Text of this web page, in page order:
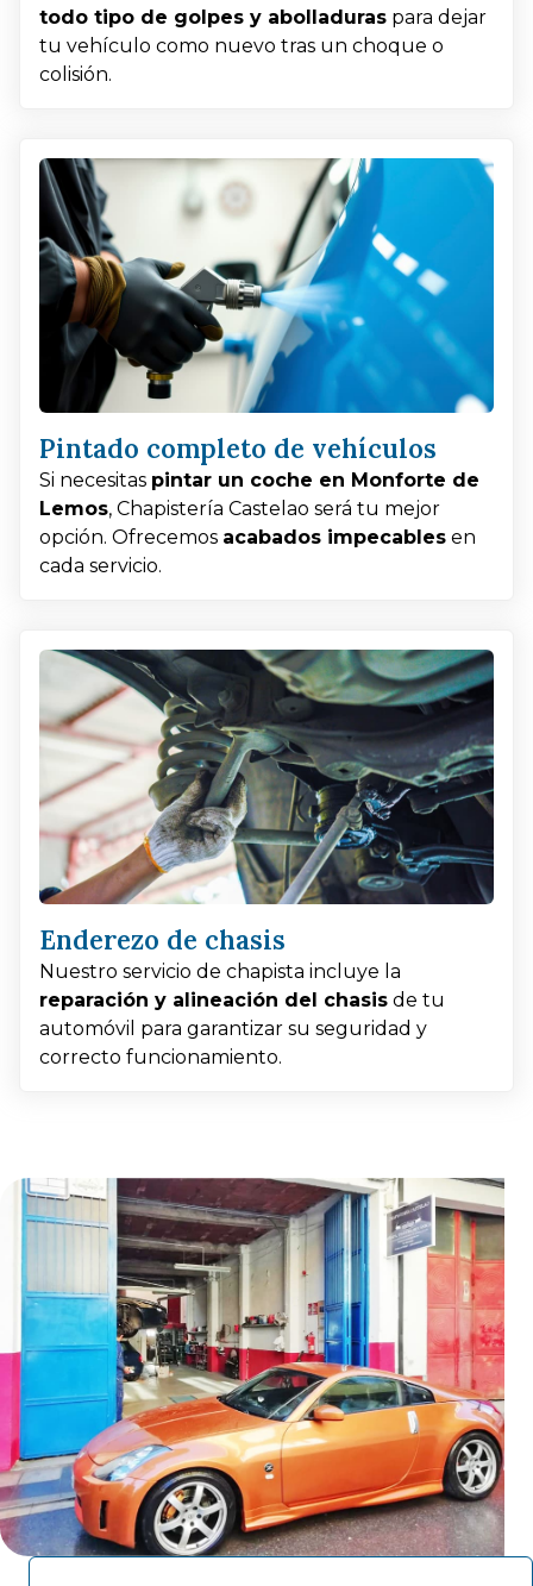
todo tipo de golpes y abolladuras para dejar
tu vehículo como nuevo tras un choque o
colisión.
Pintado completo de vehículos
Si necesitas pintar un coche en Monforte de
Lemos, Chapistería Castelao será tu mejor
opción. Ofrecemos acabados impecables en
cada servicio.
Enderezo de chasis
Nuestro servicio de chapista incluye la
reparación y alineación del chasis de tu
automóvil para garantizar su seguridad y
correcto funcionamiento.